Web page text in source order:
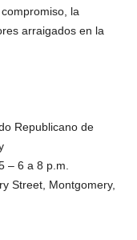
la
arraigados en la
Republicano de
– 6 a 8 p.m.
Street, Montgomery,